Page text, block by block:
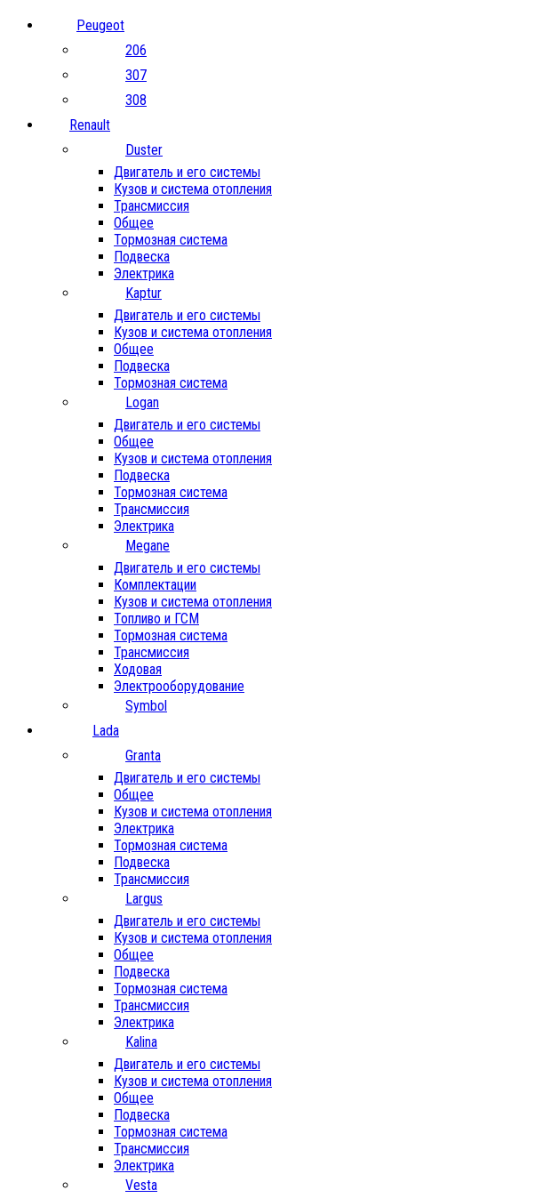
Peugeot
206
307
308
Renault
Duster
Двигатель и его системы
Кузов и система отопления
Трансмиссия
Общее
Тормозная система
Подвеска
Электрика
Kaptur
Двигатель и его системы
Кузов и система отопления
Общее
Подвеска
Тормозная система
Logan
Двигатель и его системы
Общее
Кузов и система отопления
Подвеска
Тормозная система
Трансмиссия
Электрика
Megane
Двигатель и его системы
Комплектации
Кузов и система отопления
Топливо и ГСМ
Тормозная система
Трансмиссия
Ходовая
Электрооборудование
Symbol
Lada
Granta
Двигатель и его системы
Общее
Кузов и система отопления
Электрика
Тормозная система
Подвеска
Трансмиссия
Largus
Двигатель и его системы
Кузов и система отопления
Общее
Подвеска
Тормозная система
Трансмиссия
Электрика
Kalina
Двигатель и его системы
Кузов и система отопления
Общее
Подвеска
Тормозная система
Трансмиссия
Электрика
Vesta